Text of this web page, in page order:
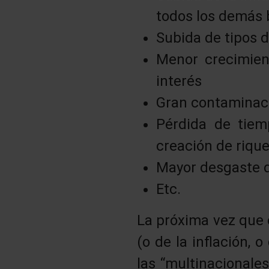
todos los demás
Subida de tipos
Menor
interés
Gran
Pérdida de
creación de
Mayor desgaste
Etc.
La próxima vez
(o de la inflación, o
las